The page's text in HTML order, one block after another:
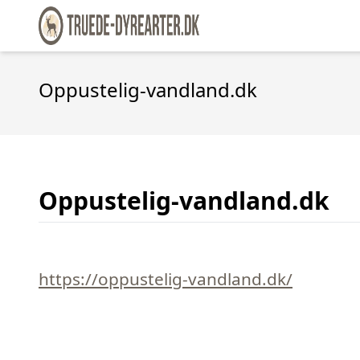
Oppustelig-vandland.dk
Oppustelig-vandland.dk
https://oppustelig-vandland.dk/